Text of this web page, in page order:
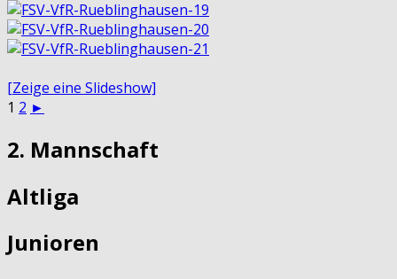
[Zeige eine Slideshow]
1 2 ►
2. Mannschaft
Altliga
Junioren